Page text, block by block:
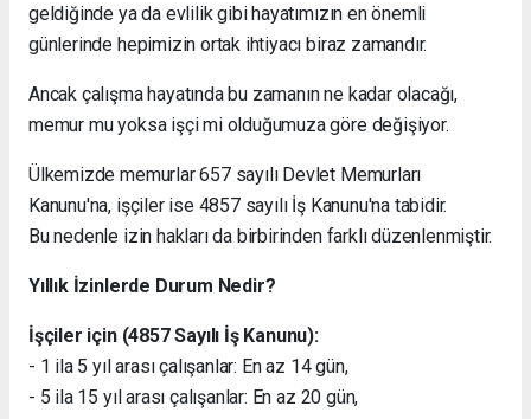
geldiğinde ya da evlilik gibi hayatımızın en önemli
günlerinde hepimizin ortak ihtiyacı biraz zamandır.
Ancak çalışma hayatında bu zamanın ne kadar olacağı,
memur mu yoksa işçi mi olduğumuza göre değişiyor.
Ülkemizde memurlar 657 sayılı Devlet Memurları
Kanunu'na, işçiler ise 4857 sayılı İş Kanunu'na tabidir.
Bu nedenle izin hakları da birbirinden farklı düzenlenmiştir.
Yıllık İzinlerde Durum Nedir?
İşçiler için (4857 Sayılı İş Kanunu):
- 1 ila 5 yıl arası çalışanlar: En az 14 gün,
- 5 ila 15 yıl arası çalışanlar: En az 20 gün,